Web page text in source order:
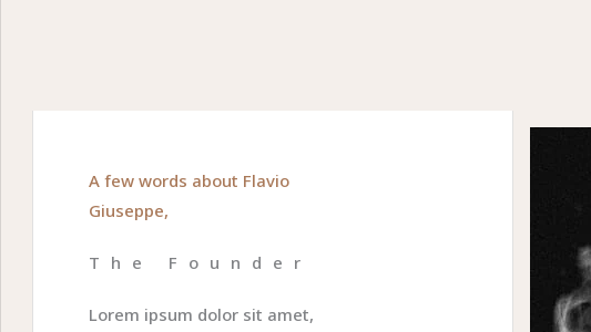
A few words about Flavio
Giuseppe,
The Founder
Lorem ipsum dolor sit amet,